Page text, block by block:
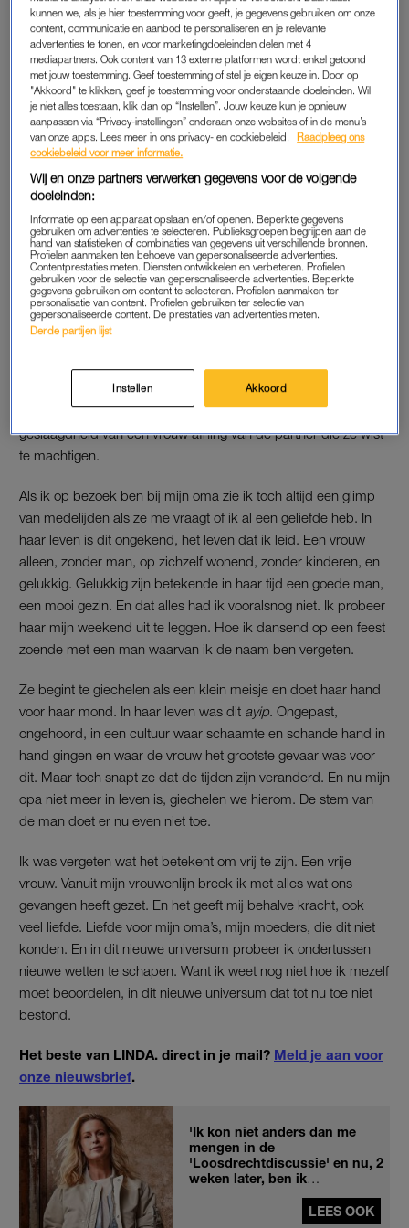
Op dit moment dwarrel ik al ruim een jaar ‘vrij’ rond, en besef
ik dat ik vanaf mijn negentiende tot vierendertigste bijna non-
stop in relaties heb gezeten. Zeker twaalf jaar om precies te
zijn. Relaties die niet samen eindigden. Waar ik vaak een
schim van mezelf werd en waarvan ik me nu, terwijl ik met een
heldere blik terugkijk, afvraag of ze eigenlijk ook wel samen
begonnen. Hadden we echt dezelfde interesses, dezelfde
normen en waarden, dezelfde toekomstideeën? Hadden we
echt hetzelfde idee van wat een relatie zijn moest of
modderden we maar wat aan? Zoals dat gaat, blij dat we iets
bij elkaar vulden en blij dat we niet alleen hoefden te zijn op
momenten die blijkbaar zo eng zijn om alleen door te
brengen? Wie was ik eigenlijk geweest in al deze relaties?
Eenhappy singleis een statement. Een uitspraak om te
niet het einde van de wereld betekent. Ik vind het een
verschrikkelijke uitspraak die helaas anno 2026 nog steeds
bevestigd moet worden. Maar het is niet lang geleden dat de
geslaagdheid van een vrouw afhing van de partner die ze wist
te machtigen.
Als ik op bezoek ben bij mijn oma zie ik toch altijd een glimp
van medelijden als ze me vraagt of ik al een geliefde heb. In
haar leven is dit ongekend, het leven dat ik leid. Een vrouw
alleen, zonder man, op zichzelf wonend, zonder kinderen, en
gelukkig. Gelukkig zijn betekende in haar tijd een goede man,
een mooi gezin. En dat alles had ik vooralsnog niet. Ik probeer
haar mijn weekend uit te leggen. Hoe ik dansend op een feest
zoende met een man waarvan ik de naam ben vergeten.
Ze begint te giechelen als een klein meisje en doet haar hand
voor haar mond. In haar leven was dit ayip. Ongepast,
ongehoord, in een cultuur waar schaamte en schande hand in
hand gingen en waar de vrouw het grootste gevaar was voor
dit. Maar toch snapt ze dat de tijden zijn veranderd. En nu mijn
opa niet meer in leven is, giechelen we hierom. De stem van
de man doet er nu even niet toe.
Ik was vergeten wat het betekent om vrij te zijn. Een vrije
vrouw. Vanuit mijn vrouwenlijn breek ik met alles wat ons
gevangen heeft gezet. En het geeft mij behalve kracht, ook
veel liefde. Liefde voor mijn oma’s, mijn moeders, die dit niet
konden. En in dit nieuwe universum probeer ik ondertussen
nieuwe wetten te schapen. Want ik weet nog niet hoe ik mezelf
moet beoordelen, in dit nieuwe universum dat tot nu toe niet
bestond.
Het beste van LINDA. direct in je mail? Meld je aan voor
onze nieuwsbrief.
'Ik kon niet anders dan me
mengen in de
'Loosdrechtdiscussie' en nu, 2
weken later, ben ik
LEES OOK
kunnen we, als je hier toestemming voor geeft, je gegevens gebruiken om onze
content, communicatie en aanbod te personaliseren en je relevante
advertenties te tonen, en voor marketingdoeleinden delen met 4
mediapartners. Ook content van 13 externe platformen wordt enkel getoond
met jouw toestemming. Geef toestemming of stel je eigen keuze in. Door op
"Akkoord" te klikken, geef je toestemming voor onderstaande doeleinden. Wil
je niet alles toestaan, klik dan op “Instellen”. Jouw keuze kun je opnieuw
aanpassen via “Privacy-instellingen” onderaan onze websites of in de menu’s
van onze apps. Lees meer in ons privacy- en cookiebeleid.
Raadpleeg ons
cookiebeleid voor meer informatie.
Wij en onze partners verwerken gegevens voor de volgende
doeleinden:
Informatie op een apparaat opslaan en/of openen. Beperkte gegevens
gebruiken om advertenties te selecteren. Publieksgroepen begrijpen aan de
hand van statistieken of combinaties van gegevens uit verschillende bronnen.
Profielen aanmaken ten behoeve van gepersonaliseerde advertenties.
Contentprestaties meten. Diensten ontwikkelen en verbeteren. Profielen
gebruiken voor de selectie van gepersonaliseerde advertenties. Beperkte
gegevens gebruiken om content te selecteren. Profielen aanmaken ter
personalisatie van content. Profielen gebruiken ter selectie van
gepersonaliseerde content. De prestaties van advertenties meten.
Derde partijen lijst
Instellen Akkoord